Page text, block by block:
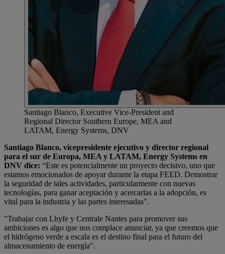
Santiago Blanco, Executive Vice-President and
Regional Director Southern Europe, MEA and
LATAM, Energy Systems, DNV
Santiago Blanco, vicepresidente ejecutivo y director regional
para el sur de Europa, MEA y LATAM, Energy Systems en
DNV dice: “Este es potencialmente un proyecto decisivo, uno que
estamos emocionados de apoyar durante la etapa FEED. Demostrar
la seguridad de tales actividades, particularmente con nuevas
tecnologías, para ganar aceptación y acercarlas a la adopción, es
vital para la industria y las partes interesadas".
"Trabajar con Lhyfe y Centrale Nantes para promover sus
ambiciones es algo que nos complace anunciar, ya que creemos que
el hidrógeno verde a escala es el destino final para el futuro del
almacenamiento de energía".